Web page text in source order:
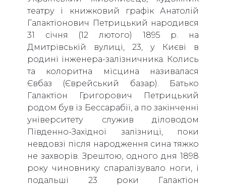
театру і книжковий графік Анатолій
Галактіонович Петрицький народився
31 січня (12 лютого) 1895 р. на
Дмитрівській вулиці, 23, у Києві в
родині інженера-залізничника. Колись
та колоритна місцина називалася
Євбаз (Єврейський базар). Батько
Галактіон Григорович Петрицький
родом був із Бессарабії, а по закінченні
університету служив діловодом
Південно-Західної залізниці, поки
невдовзі після народження сина тяжко
не захворів. Зрештою, одного дня 1898
року чиновнику спаралізувало ноги, і
подальші 23 роки Галактіон